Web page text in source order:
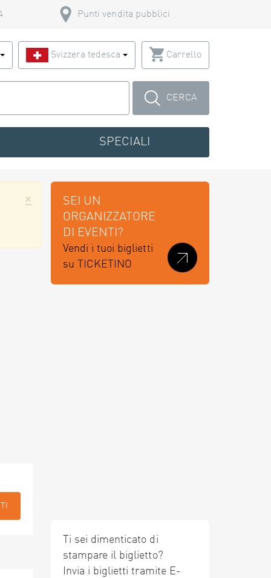
Punti vendita pubblici
Svizzera tedesca Carrello
CERCA
SPECIALI
×
SEI UN
ORGANIZZATORE
DI EVENTI?
Vendi i tuoi biglietti
su TICKETINO
Ti sei dimenticato di
stampare il biglietto?
Invia i biglietti tramite E-